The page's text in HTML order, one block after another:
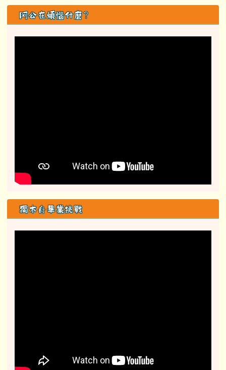
阿公在煩惱什麼？
獨木舟畢業挑戰